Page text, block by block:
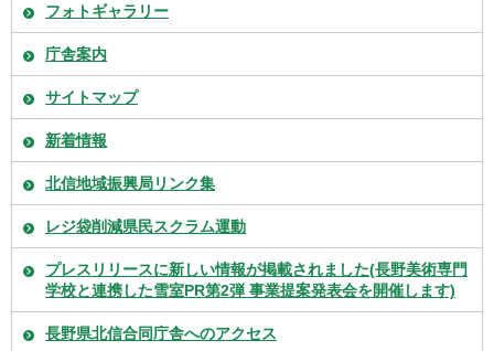
フォトギャラリー
庁舎案内
サイトマップ
新着情報
北信地域振興局リンク集
レジ袋削減県民スクラム運動
プレスリリースに新しい情報が掲載されました(長野美術専門
学校と連携した雪室PR第2弾 事業提案発表会を開催します)
長野県北信合同庁舎へのアクセス